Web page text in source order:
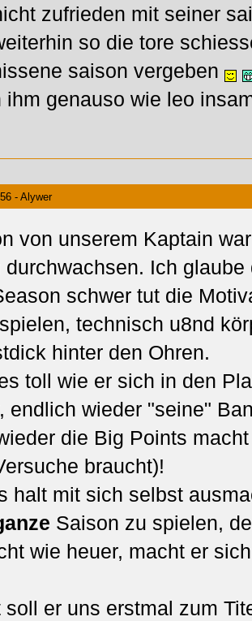
zufrieden mit seiner
so die tore
saison vergeben
ihm genauso wie leo
- Alywer
von unserem Kaptain
durchwachsen. Ich
schwer tut die
technisch u8nd
hinter den Ohren.
toll wie er sich in den
endlich wieder "seine"
die Big Points
braucht)!
halt mit sich selbst
Saison zu spielen,
wie heuer, macht er
soll er uns erstmal zum